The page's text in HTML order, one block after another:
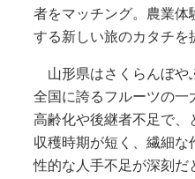
者をマッチング。農業体
する新しい旅のカタチを
山形県はさくらんぼや
全国に誇るフルーツの一
高齢化や後継者不足で、
収穫時期が短く、繊細な
性的な人手不足が深刻だ